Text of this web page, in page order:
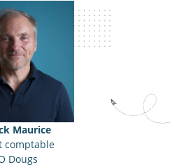
Maurice
comptable
Dougs